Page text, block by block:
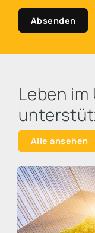
Absenden
Leben im
Alle ansehen